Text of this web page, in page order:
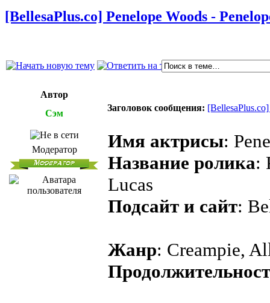
[BellesaPlus.co] Penelope Woods -
Автор
Сэм
Заголовок сообщения:
Модератор Имя актрисы:
Название ролика:
Lucas
Подсайт и сайт:
Жанр: Creampie,